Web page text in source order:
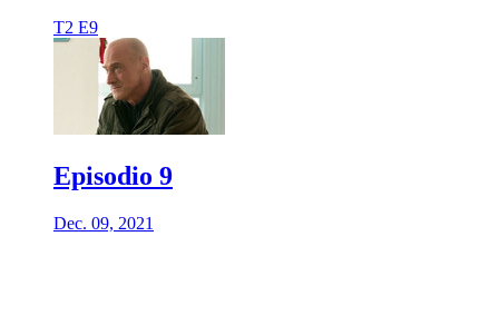
T2 E9
Episodio 9
Dec. 09, 2021